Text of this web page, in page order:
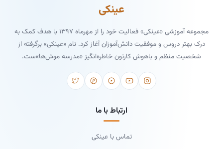
عینکی
مجموعه آموزشی «عینکی» فعالیت خود را از مهرماه ۱۳۹۷ با هدف کمک به
درک بهتر دروس و موفقیت دانش‌آموزان آغاز کرد. نام «عینکی» برگرفته از
شخصیت منظم و باهوش کارتون خاطره‌انگیز «مدرسه موش‌ها»ست.
ارتباط با ما
تماس با عینکی